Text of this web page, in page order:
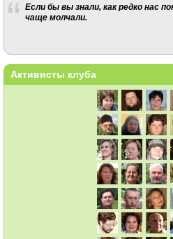
Если бы вы знали, как редко нас
чаще молчали.
Активисты клуба